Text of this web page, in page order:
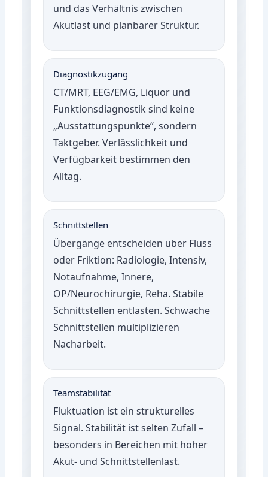
und das Verhältnis zwischen
Akutlast und planbarer Struktur.
Diagnostikzugang
CT/MRT, EEG/EMG, Liquor und
Funktionsdiagnostik sind keine
„Ausstattungspunkte“, sondern
Taktgeber. Verlässlichkeit und
Verfügbarkeit bestimmen den
Alltag.
Schnittstellen
Übergänge entscheiden über Fluss
oder Friktion: Radiologie, Intensiv,
Notaufnahme, Innere,
OP/Neurochirurgie, Reha. Stabile
Schnittstellen entlasten. Schwache
Schnittstellen multiplizieren
Nacharbeit.
Teamstabilität
Fluktuation ist ein strukturelles
Signal. Stabilität ist selten Zufall –
besonders in Bereichen mit hoher
Akut- und Schnittstellenlast.